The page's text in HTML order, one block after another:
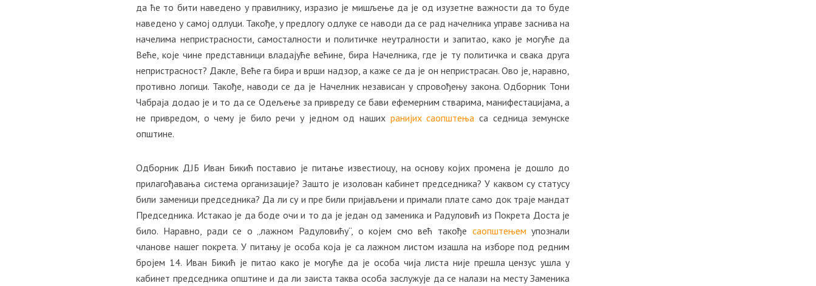
да ће то бити наведено у правилнику, изразио је мишљење да је од изузетне важности да то буде
наведено у самој одлуци. Такође, у предлогу одлуке се наводи да се рад начелника управе заснива на
начелима непристрасности, самосталности и политичке неутралности и запитао, како је могуће да
Веће, које чине представници владајуће већине, бира Начелника, где је ту политичка и свака друга
непристрасност? Дакле, Веће га бира и врши надзор, а каже се да је он непристрасан. Ово је, наравно,
противно логици. Такође, наводи се да је Начелник независан у спровођењу закона. Одборник Тони
Чабраја додао је и то да се Одељење за привреду се бави ефемерним стварима, манифестацијама, а
не привредом, о чему је било речи у једном од наших ранијих саопштења са седница земунске
општине.
Одборник ДЈБ Иван Бикић поставио је питање известиоцу, на основу којих промена је дошло до
прилагођавања система организације? Зашто је изолован кабинет председника? У каквом су статусу
били заменици председника? Да ли су и пре били пријављени и примали плате само док траје мандат
Председника. Истакао је да боде очи и то да је један од заменика и Радуловић из Покрета Доста је
било. Наравно, ради се о „лажном Радуловићу“, о којем смо већ такође саопштењем упознали
чланове нашег покрета. У питању је особа која је са лажном листом изашла на изборе под редним
бројем 14. Иван Бикић је питао како је могуће да је особа чија листа није прешла цензус ушла у
кабинет председника општине и да ли заиста таква особа заслужује да се налази на месту Заменика